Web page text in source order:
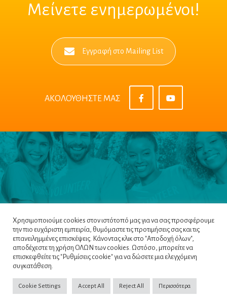
Μείνετε ενημερωμένοι!
Εγγραφή στο Mailing List
ΑΚΟΛΟΥΘΗΣΤΕ ΜΑΣ
Προϋποθέσεις|Cookie Policy
Copyright ©2022NETinfo PLC. All Rights Reserved
Χρησιμοποιούμε cookies στον ιστότοπό μας για να σας προσφέρουμε
την πιο ευχάριστη εμπειρία, θυμόμαστε τις προτιμήσεις σας και τις
επανειλημμένες επισκέψεις. Κάνοντας κλικ στο "Αποδοχή όλων",
αποδέχεστε τη χρήση ΟΛΩΝ των cookies. Ωστόσο, μπορείτε να
επισκεφθείτε τις "Ρυθμίσεις cookie" για να δώσετε μια ελεγχόμενη
συγκατάθεση.
Cookie Settings Accept All Reject All Περισσότερα